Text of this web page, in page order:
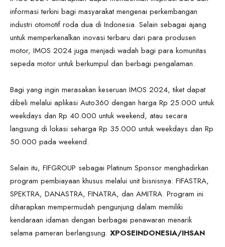
informasi terkini bagi masyarakat mengenai perkembangan
industri otomotif roda dua di Indonesia. Selain sebagai ajang
untuk memperkenalkan inovasi terbaru dari para produsen
motor, IMOS 2024 juga menjadi wadah bagi para komunitas
sepeda motor untuk berkumpul dan berbagi pengalaman.
Bagi yang ingin merasakan keseruan IMOS 2024, tiket dapat
dibeli melalui aplikasi Auto360 dengan harga Rp 25.000 untuk
weekdays dan Rp 40.000 untuk weekend, atau secara
langsung di lokasi seharga Rp 35.000 untuk weekdays dan Rp
50.000 pada weekend.
Selain itu, FIFGROUP sebagai Platinum Sponsor menghadirkan
program pembiayaan khusus melalui unit bisnisnya: FIFASTRA,
SPEKTRA, DANASTRA, FINATRA, dan AMITRA. Program ini
diharapkan mempermudah pengunjung dalam memiliki
kendaraan idaman dengan berbagai penawaran menarik
selama pameran berlangsung. XPOSEINDONESIA/IHSAN